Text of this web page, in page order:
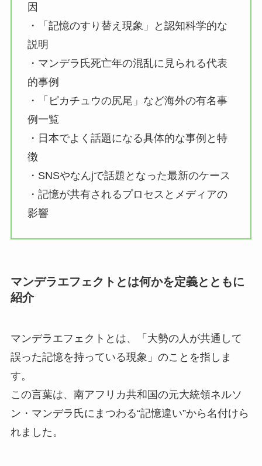
因
・「記憶のすり替え現象」と認知科学的な
説明
・マンデラ氏死亡年の混乱に見られる代表
的事例
・「ピカチュウの尻尾」など海外の有名事
例一覧
・日本でよく話題になる具体的な事例と特
徴
・SNSやなんjで話題となった最新のケース
・記憶が共有されるプロセスとメディアの
影響
マンデラエフェクトとは何かを定義とともに
紹介
マンデラエフェクトとは、「大勢の人が共通して
誤った記憶を持っている現象」のことを指しま
す。
この言葉は、南アフリカ共和国の元大統領ネルソ
ン・マンデラ氏にまつわる“記憶違い”から名付けら
れました。